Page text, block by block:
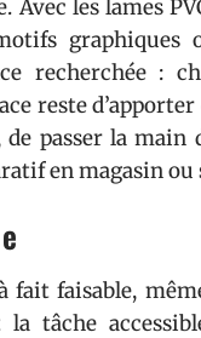
les lames
graphiques
recherchée :
reste
passer la main
en magasin ou
fait faisable,
la tâche